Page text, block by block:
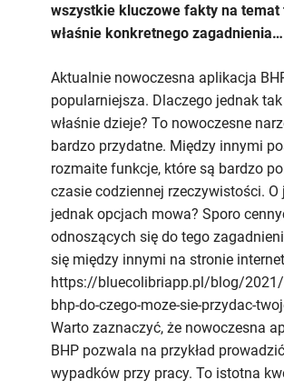
wszystkie kluczowe fakty na temat
właśnie konkretnego zagadnienia…
Aktualnie nowoczesna aplikacja
popularniejsza. Dlaczego jednak
właśnie dzieje? To nowoczesne
bardzo przydatne. Między innymi
rozmaite funkcje, które są bardzo
czasie codziennej rzeczywistości. O
jednak opcjach mowa? Sporo
odnoszących się do tego
się między innymi na stronie
https://bluecolibriapp.pl/blog/
bhp-do-czego-moze-sie-przydac-
Warto zaznaczyć, że nowoczesna
BHP pozwala na przykład
wypadków przy pracy. To istotna